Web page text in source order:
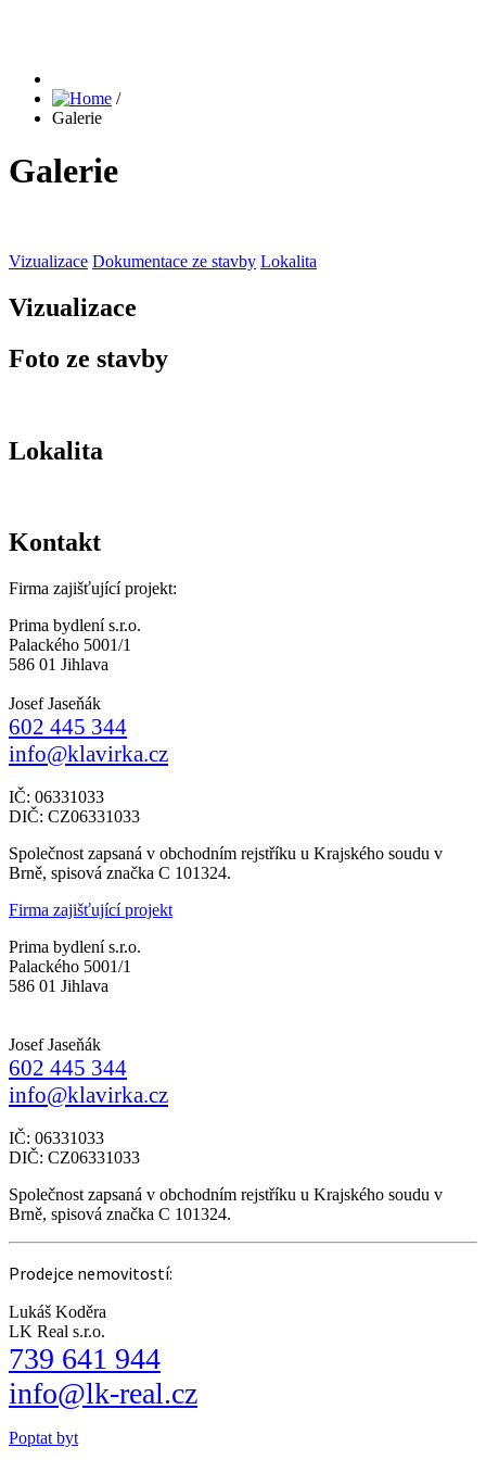
/
Galerie
Galerie
Vizualizace Dokumentace ze stavby Lokalita
Vizualizace
Foto ze stavby
Lokalita
Kontakt
Firma zajišťující projekt:
Prima bydlení s.r.o.
Palackého 5001/1
586 01 Jihlava
Josef Jaseňák
602 445 344
info@klavirka.cz
IČ: 06331033
DIČ: CZ06331033
Společnost zapsaná v obchodním rejstříku u Krajského soudu v
Brně, spisová značka C 101324.
Firma zajišťující projekt
Prima bydlení s.r.o.
Palackého 5001/1
586 01 Jihlava
Josef Jaseňák
602 445 344
info@klavirka.cz
IČ: 06331033
DIČ: CZ06331033
Společnost zapsaná v obchodním rejstříku u Krajského soudu v
Brně, spisová značka C 101324.
Prodejce nemovitostí:
Lukáš Koděra
LK Real s.r.o.
739 641 944
info@lk-real.cz
Poptat byt